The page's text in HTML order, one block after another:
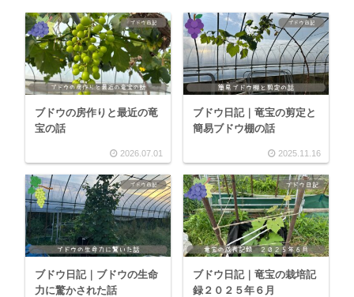
ブドウの房作りと最近の竜
宝の話
2026.07.01
ブドウ日記｜竜宝の剪定と
簡易ブドウ棚の話
2025.11.16
ブドウ日記｜ブドウの生命
力に驚かされた話
ブドウ日記｜竜宝の栽培記
録２０２５年６月